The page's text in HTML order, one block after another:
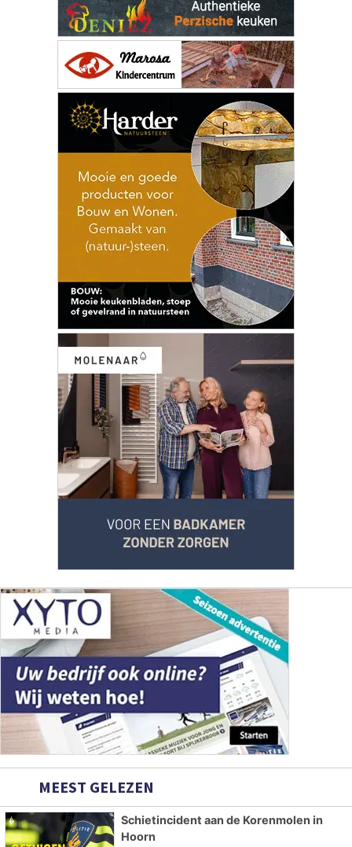
MEEST GELEZEN
Schietincident aan de Korenmolen in
Hoorn